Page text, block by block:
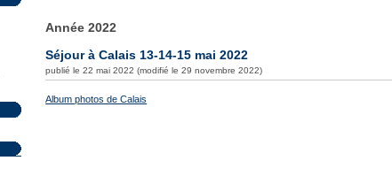
Année 2022
Séjour à Calais 13-14-15 mai 2022
publié le 22 mai 2022 (modifié le 29 novembre 2022)
Album photos de Calais